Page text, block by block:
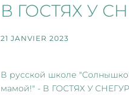
В ГОСТЯХ У
21 JANVIER 2023
В русской школе
мамой!" - В ГОСТЯХ У